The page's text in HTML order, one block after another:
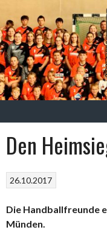
zum
Inhalt
Den
26.10.2017
Die Handballfreunde
Münden.